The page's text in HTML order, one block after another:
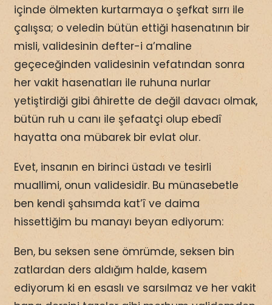
içinde ölmekten kurtarmaya o şefkat sırrı ile
çalışsa; o veledin bütün ettiği hasenatının bir
misli, validesinin defter-i a’maline
geçeceğinden validesinin vefatından sonra
her vakit hasenatları ile ruhuna nurlar
yetiştirdiği gibi âhirette de değil davacı olmak,
bütün ruh u canı ile şefaatçi olup ebedî
hayatta ona mübarek bir evlat olur.
Evet, insanın en birinci üstadı ve tesirli
muallimi, onun validesidir. Bu münasebetle
ben kendi şahsımda kat’î ve daima
hissettiğim bu manayı beyan ediyorum:
Ben, bu seksen sene ömrümde, seksen bin
zatlardan ders aldığım halde, kasem
ediyorum ki en esaslı ve sarsılmaz ve her vakit